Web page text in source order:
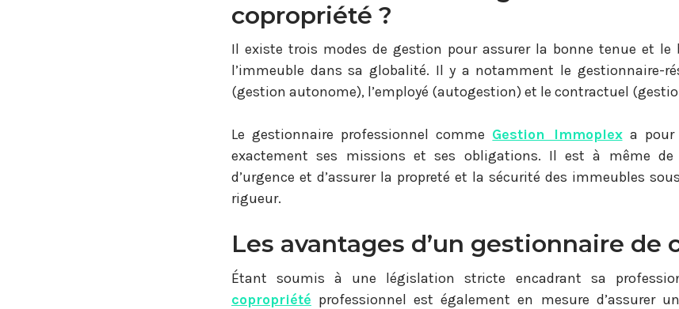
copropriété ?
Il existe trois modes de gestion pour assurer la bonne tenue et
l’immeuble dans sa globalité. Il y a notamment le gestionnaire-
(gestion autonome), l’employé (autogestion) et le contractuel
Le gestionnaire professionnel comme Gestion Immoplexa pour
exactement ses missions et ses obligations. Il est à même de
d’urgence et d’assurer la propreté et la sécurité des immeubles
rigueur.
Les avantages d’un gestionnaire de
Étant soumis à une législation stricte encadrant sa
copropriété professionnel est également en mesure d’assurer